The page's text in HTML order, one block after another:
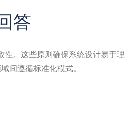
答
性。这些原则确保系统设计易于理
间遵循标准化模式。